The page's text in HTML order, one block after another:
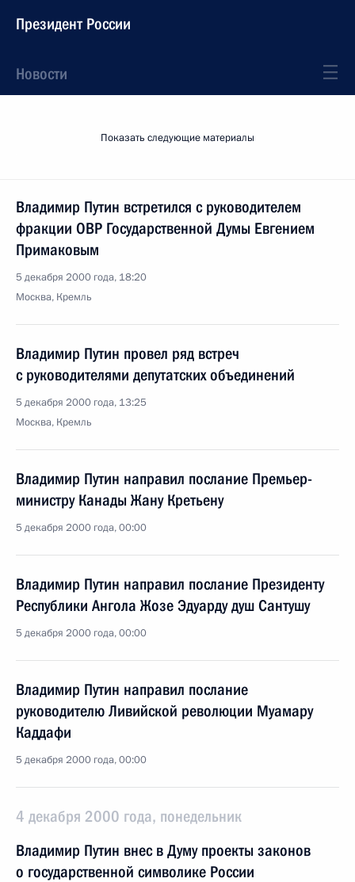
Президент России
Новости
Показать следующие материалы
Владимир Путин встретился с руководителем
фракции ОВР Государственной Думы Евгением
Примаковым
5 декабря 2000 года, 18:20
Москва, Кремль
Владимир Путин провел ряд встреч
с руководителями депутатских объединений
5 декабря 2000 года, 13:25
Москва, Кремль
Владимир Путин направил послание Премьер-
министру Канады Жану Кретьену
5 декабря 2000 года, 00:00
Владимир Путин направил послание Президенту
Республики Ангола Жозе Эдуарду душ Сантушу
5 декабря 2000 года, 00:00
Владимир Путин направил послание
руководителю Ливийской революции Муамару
Каддафи
5 декабря 2000 года, 00:00
4 декабря 2000 года, понедельник
Владимир Путин внес в Думу проекты законов
о государственной символике России